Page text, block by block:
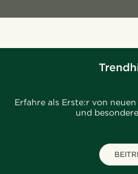
Erfahre als Erste:r von
und